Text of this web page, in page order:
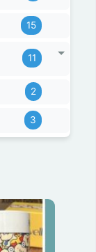
15
11
2
3